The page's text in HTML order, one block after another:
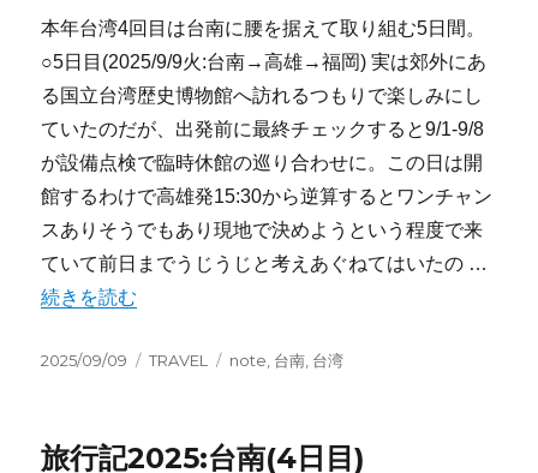
本年台湾4回目は台南に腰を据えて取り組む5日間。
○5日目(2025/9/9火:台南→高雄→福岡) 実は郊外にあ
る国立台湾歴史博物館へ訪れるつもりで楽しみにし
ていたのだが、出発前に最終チェックすると9/1-9/8
が設備点検で臨時休館の巡り合わせに。この日は開
館するわけで高雄発15:30から逆算するとワンチャン
スありそうでもあり現地で決めようという程度で来
ていて前日までうじうじと考えあぐねてはいたの …
“旅行記2025:台南(5日目)” の
続きを読む
投
2025/09/09
カ
ー
TRAVEL
タ
note 台南 台湾
旅行記2025:台南(4日目)